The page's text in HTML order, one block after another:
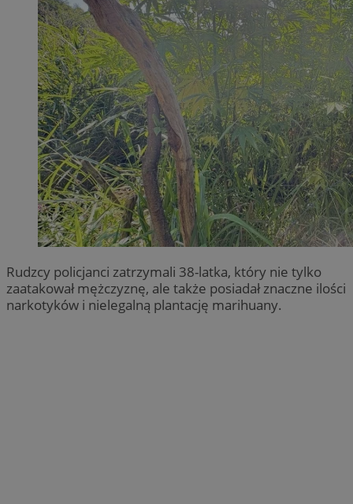
Rudzcy policjanci zatrzymali 38-latka, który nie tylko
zaatakował mężczyznę, ale także posiadał znaczne ilości
narkotyków i nielegalną plantację marihuany.